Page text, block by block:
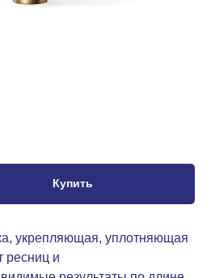
Купить
укрепляющая, уплотняющая
ресниц и